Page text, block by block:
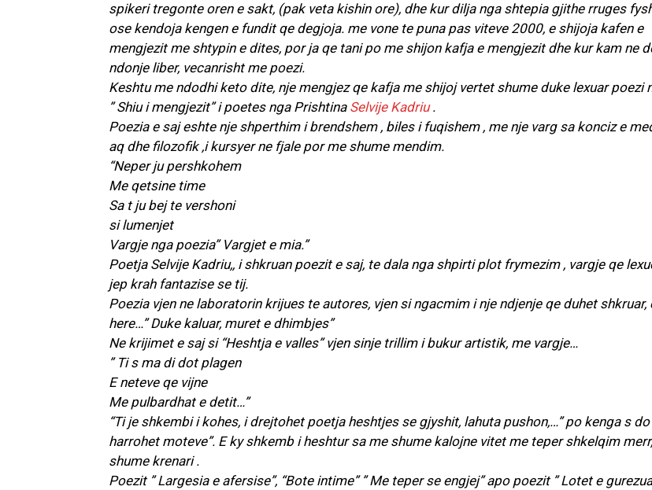
spikeri tregonte oren e sakt, (pak veta kishin ore), dhe kur dilja nga shtepia gjithe rruges
ose kendoja kengen e fundit qe degjoja. me vone te puna pas viteve 2000, e shijoja kafen e
mengjezit me shtypin e dites, por ja qe tani po me shijon kafja e mengjezit dhe kur kam ne
ndonje liber, vecanrisht me poezi.
Keshtu me ndodhi keto dite, nje mengjez qe kafja me shijoj vertet shume duke lexuar poezi
” Shiu i mengjezit” i poetes nga Prishtina Selvije Kadriu.
Poezia e saj eshte nje shperthim i brendshem , biles i fuqishem , me nje varg sa konciz e
aq dhe filozofik ,i kursyer ne fjale por me shume mendim.
“Neper ju pershkohem
Me qetsine time
Sa t ju bej te vershoni
si lumenjet
Vargje nga poezia” Vargjet e mia.”
Poetja Selvije Kadriu,, i shkruan poezit e saj, te dala nga shpirti plot frymezim , vargje qe
jep krah fantazise se tij.
Poezia vjen ne laboratorin krijues te autores, vjen si ngacmim i nje ndjenje qe duhet shkruar,
here…” Duke kaluar, muret e dhimbjes”
Ne krijimet e saj si “Heshtja e valles” vjen sinje trillim i bukur artistik, me vargje…
” Ti s ma di dot plagen
E neteve qe vijne
Me pulbardhat e detit…”
“Ti je shkembi i kohes, i drejtohet poetja heshtjes se gjyshit, lahuta pushon,…” po kenga s do
harrohet moteve”. E ky shkemb i heshtur sa me shume kalojne vitet me teper shkelqim
shume krenari .
Poezit ” Largesia e afersise”, “Bote intime” ” Me teper se engjej” apo poezit ” Lotet e